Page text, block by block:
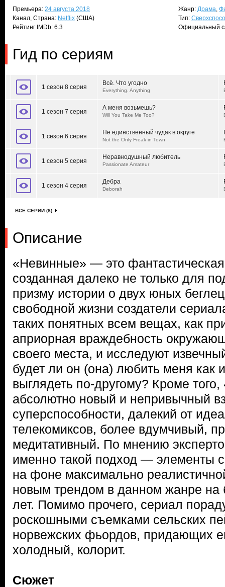
Премьера: 24 августа 2018
Канал, Страна: Netflix (США)
Рейтинг IMDb: 6.3
Жанр: Драма,
Тип:
Официальный
Гид по сериям
1 сезон 8 серия
Всё. Что угодно
Everything. Anything
1 сезон 7 серия
А меня возьмешь?
Will You Take Me Too?
1 сезон 6 серия
Не единственный чудак в округе
Not the Only Freak in Town
1 сезон 5 серия
Неравнодушный любитель
Passionate Amateur
1 сезон 4 серия
Дебра
Deborah
ВСЕ СЕРИИ (8)
Описание
«Невинные» — это
созданная далеко не только для
призму истории о двух юных
свободной жизни создатели
таких понятных всем вещах, как
априорная враждебность
своего места, и исследуют
будет ли он (она) любить меня как
выглядеть по-другому? Кроме
абсолютно новый и непривычный
суперспособности, далекий от
телекомиксов, более вдумчивый,
медитативный. По мнению
именно такой подход — элементы
на фоне максимально
новым трендом в данном жанре на
лет. Помимо прочего, сериал
роскошными съемками сельских
норвежских фьордов, придающих
холодный, колорит.
Сюжет